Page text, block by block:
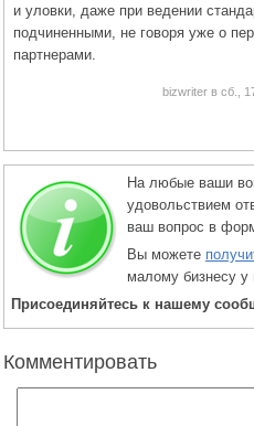
и уловки, даже при ведении
подчиненными, не говоря уже о
партнерами.
bizwriter в сб.,
На любые ваши
удовольствием
ваш вопрос в
Вы можете
малому бизнесу у
Присоединяйтесь к нашему
Комментировать